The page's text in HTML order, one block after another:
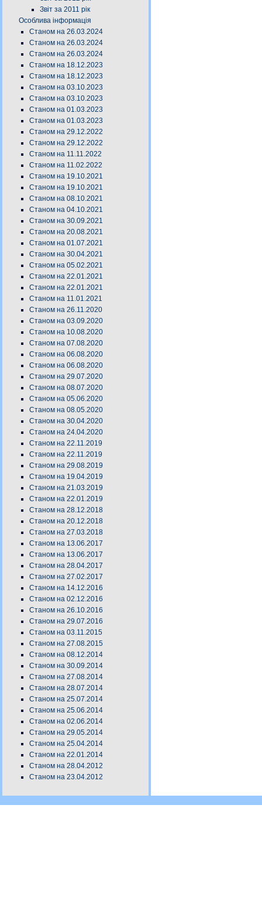
Звіт за 2011 рік
Особлива інформація
Станом на 26.03.2024
Станом на 26.03.2024
Станом на 26.03.2024
Станом на 18.12.2023
Станом на 18.12.2023
Станом на 03.10.2023
Станом на 03.10.2023
Станом на 01.03.2023
Станом на 01.03.2023
Станом на 29.12.2022
Станом на 29.12.2022
Станом на 11.11.2022
Станом на 11.02.2022
Станом на 19.10.2021
Станом на 19.10.2021
Станом на 08.10.2021
Станом на 04.10.2021
Станом на 30.09.2021
Станом на 20.08.2021
Станом на 01.07.2021
Станом на 30.04.2021
Станом на 05.02.2021
Станом на 22.01.2021
Станом на 22.01.2021
Станом на 11.01.2021
Станом на 26.11.2020
Станом на 03.09.2020
Станом на 10.08.2020
Станом на 07.08.2020
Станом на 06.08.2020
Станом на 06.08.2020
Станом на 29.07.2020
Станом на 08.07.2020
Станом на 05.06.2020
Станом на 08.05.2020
Станом на 30.04.2020
Станом на 24.04.2020
Станом на 22.11.2019
Станом на 22.11.2019
Станом на 29.08.2019
Станом на 19.04.2019
Станом на 21.03.2019
Станом на 22.01.2019
Станом на 28.12.2018
Станом на 20.12.2018
Станом на 27.03.2018
Станом на 13.06.2017
Станом на 13.06.2017
Станом на 28.04.2017
Станом на 27.02.2017
Станом на 14.12.2016
Станом на 02.12.2016
Станом на 26.10.2016
Станом на 29.07.2016
Станом на 03.11.2015
Станом на 27.08.2015
Станом на 08.12.2014
Станом на 30.09.2014
Станом на 27.08.2014
Станом на 28.07.2014
Станом на 25.07.2014
Станом на 25.06.2014
Станом на 02.06.2014
Станом на 29.05.2014
Станом на 25.04.2014
Станом на 22.01.2014
Станом на 28.04.2012
Станом на 23.04.2012